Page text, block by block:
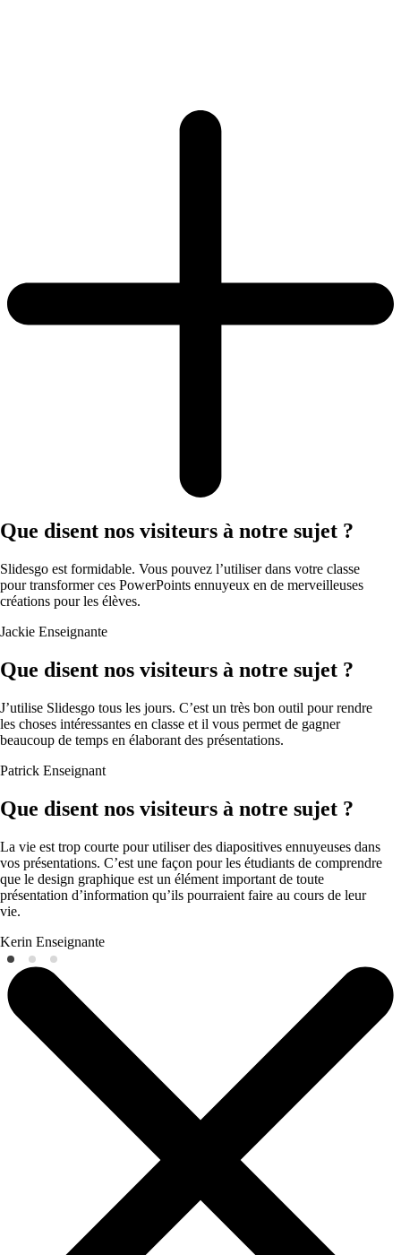
Que disent nos visiteurs à notre sujet ?
Slidesgo est formidable. Vous pouvez l’utiliser dans votre classe
pour transformer ces PowerPoints ennuyeux en de merveilleuses
créations pour les élèves.
Jackie Enseignante
Que disent nos visiteurs à notre sujet ?
J’utilise Slidesgo tous les jours. C’est un très bon outil pour rendre
les choses intéressantes en classe et il vous permet de gagner
beaucoup de temps en élaborant des présentations.
Patrick Enseignant
Que disent nos visiteurs à notre sujet ?
La vie est trop courte pour utiliser des diapositives ennuyeuses dans
vos présentations. C’est une façon pour les étudiants de comprendre
que le design graphique est un élément important de toute
présentation d’information qu’ils pourraient faire au cours de leur
vie.
Kerin Enseignante